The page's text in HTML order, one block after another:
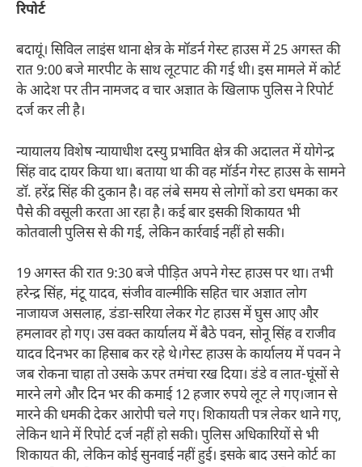
रिपोर्ट
बदायूं। सिविल लाइंस थाना क्षेत्र के मॉडर्न गेस्ट हाउस में 25 अगस्त की
रात 9:00 बजे मारपीट के साथ लूटपाट की गई थी। इस मामले में कोर्ट
के आदेश पर तीन नामजद व चार अज्ञात के खिलाफ पुलिस ने रिपोर्ट
दर्ज कर ली है।
न्यायालय विशेष न्यायाधीश दस्यु प्रभावित क्षेत्र की अदालत में योगेन्द्र
सिंह वाद दायर किया था। बताया था की वह मॉर्डन गेस्ट हाउस के सामने
डॉ. हरेंद्र सिंह की दुकान है। वह लंबे समय से लोगों को डरा धमका कर
पैसे की वसूली करता आ रहा है। कई बार इसकी शिकायत भी
कोतवाली पुलिस से की गई, लेकिन कार्रवाई नहीं हो सकी।
19 अगस्त की रात 9:30 बजे पीड़ित अपने गेस्ट हाउस पर था। तभी
हरेन्द्र सिंह, मंटू यादव, संजीव वाल्मीकि सहित चार अज्ञात लोग
नाजायज असलाह, डंडा-सरिया लेकर गेट हाउस में घुस आए और
हमलावर हो गए। उस वक्त कार्यालय में बैठे पवन, सोनू सिंह व राजीव
यादव दिनभर का हिसाब कर रहे थे।गेस्ट हाउस के कार्यालय में पवन ने
जब रोकना चाहा तो उसके ऊपर तमंचा रख दिया। डंडे व लात-घूंसों से
मारने लगे और दिन भर की कमाई 12 हजार रुपये लूट ले गए।जान से
मारने की धमकी देकर आरोपी चले गए। शिकायती पत्र लेकर थाने गए,
लेकिन थाने में रिपोर्ट दर्ज नहीं हो सकी। पुलिस अधिकारियों से भी
शिकायत की, लेकिन कोई सुनवाई नहीं हुई। इसके बाद उसने कोर्ट का